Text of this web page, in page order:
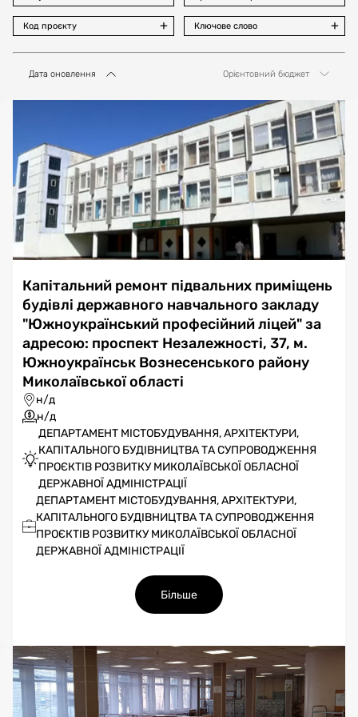
Код проєкту Ключове слово
Дата оновлення Орієнтовний бюджет
Капітальний ремонт підвальних приміщень
будівлі державного навчального закладу
"Южноукраїнський професійний ліцей" за
адресою: проспект Незалежності, 37, м.
Южноукраїнськ Вознесенського району
Миколаївської області
н/д
н/д
ДЕПАРТАМЕНТ МІСТОБУДУВАННЯ, АРХІТЕКТУРИ,
КАПІТАЛЬНОГО БУДІВНИЦТВА ТА СУПРОВОДЖЕННЯ
ПРОЄКТІВ РОЗВИТКУ МИКОЛАЇВСЬКОЇ ОБЛАСНОЇ
ДЕРЖАВНОЇ АДМІНІСТРАЦІЇ
ДЕПАРТАМЕНТ МІСТОБУДУВАННЯ, АРХІТЕКТУРИ,
КАПІТАЛЬНОГО БУДІВНИЦТВА ТА СУПРОВОДЖЕННЯ
ПРОЄКТІВ РОЗВИТКУ МИКОЛАЇВСЬКОЇ ОБЛАСНОЇ
ДЕРЖАВНОЇ АДМІНІСТРАЦІЇ
Більше